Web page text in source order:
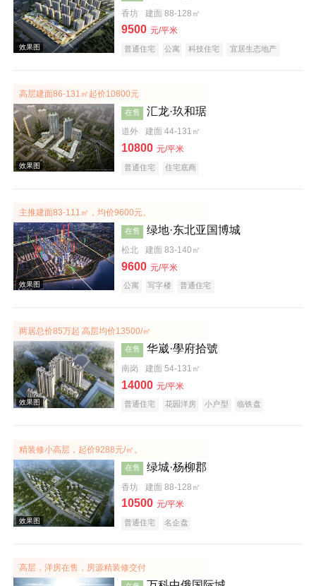
效果图
效果图
香坊 建面 88-128㎡
9500 元/平米
普通住宅 公寓 科技住宅
宜居生态地产
高层建面86-131㎡起价10800元
效果图
在售 汇龙·玖和琚
道外 建面 44-131㎡
10800 元/平米
普通住宅 住宅底商
主推建面83-111㎡，均价9600元。
在售 绿地·东北亚国博城
松北 建面 83-140㎡
9600 元/平米
公寓 写字楼 普通住宅
两居总价85万起 高层均价13500/㎡
在售 华崴·學府拾號
南岗 建面 54-131㎡
14000 元/平米
普通住宅 花园洋房 小户型 临铁盘
精装修小高层，起价9288元/㎡。
在售 绿城·杨柳郡
香坊 建面 88-128㎡
10500 元/平米
普通住宅 名企盘
高层，洋房在售，房源精装修交付